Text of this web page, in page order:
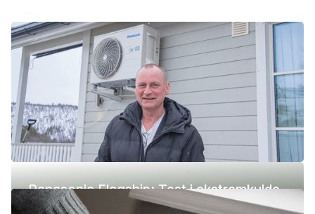
Panasonic Flagship: Test i ekstremkulde